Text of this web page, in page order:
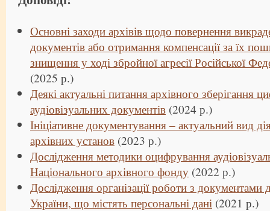
Основні заходи архівів щодо повернення
документів або отримання компенсації за їх
знищення у ході збройної агресії Російської
(2025 р.)
Деякі актуальні питання архівного зберігання
аудіовізуальних документів (2024 р.)
Ініціативне документування – актуальний вид
архівних установ (2023 р.)
Дослідження методики оцифрування
Національного архівного фонду (2022 р.)
Дослідження організації роботи з документами
України, що містять персональні дані (2021 р.)